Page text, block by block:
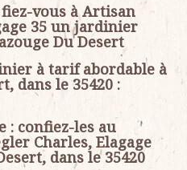
vous à Artisan
35 un jardinier
Du Desert
à tarif abordable à
dans le 35420 :
: confiez-les au
Charles, Elagage
dans le 35420